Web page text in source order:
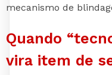
mecanismo de
Quando
vira item de